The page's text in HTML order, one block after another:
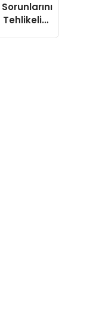
Tehlikeli